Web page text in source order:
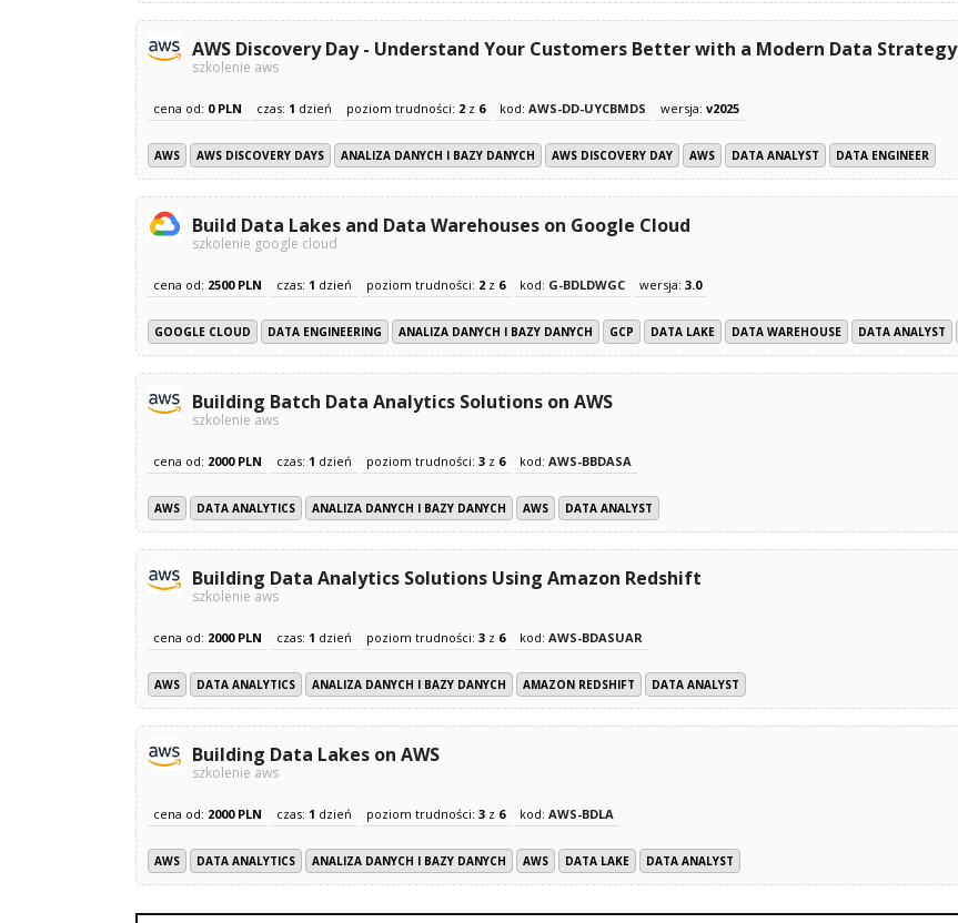
AWS Discovery Day - Understand Your Customers Better with a Modern Data Strategy
szkolenie aws
cena od: 0 PLN czas: 1 dzień poziom trudności: 2 z 6 kod: AWS-DD-UYCBMDS wersja: v2025
AWS AWS DISCOVERY DAYS ANALIZA DANYCH I BAZY DANYCH AWS DISCOVERY DAY AWS DATA ANALYST DATA ENGINEER
Build Data Lakes and Data Warehouses on Google Cloud
szkolenie google cloud
cena od: 2500 PLN czas: 1 dzień poziom trudności: 2 z 6 kod: G-BDLDWGC wersja: 3.0
GOOGLE CLOUD DATA ENGINEERING ANALIZA DANYCH I BAZY DANYCH GCP DATA LAKE DATA WAREHOUSE DATA ANALYST
Building Batch Data Analytics Solutions on AWS
szkolenie aws
cena od: 2000 PLN czas: 1 dzień poziom trudności: 3 z 6 kod: AWS-BBDASA
AWS DATA ANALYTICS ANALIZA DANYCH I BAZY DANYCH AWS DATA ANALYST
Building Data Analytics Solutions Using Amazon Redshift
szkolenie aws
cena od: 2000 PLN czas: 1 dzień poziom trudności: 3 z 6 kod: AWS-BDASUAR
AWS DATA ANALYTICS ANALIZA DANYCH I BAZY DANYCH AMAZON REDSHIFT DATA ANALYST
Building Data Lakes on AWS
szkolenie aws
cena od: 2000 PLN czas: 1 dzień poziom trudności: 3 z 6 kod: AWS-BDLA
AWS DATA ANALYTICS ANALIZA DANYCH I BAZY DANYCH AWS DATA LAKE DATA ANALYST